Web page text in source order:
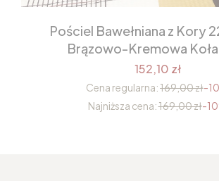
Pościel Bawełniana z Kory
Brązowo-Kremowa Koła
152,10 zł
Cena regularna:169,00 zł-
Najniższa cena:169,00 zł-